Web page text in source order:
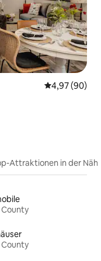
4,97 (90)
Attraktionen in der
County
County